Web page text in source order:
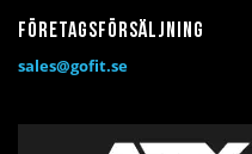
Företagsförsäljning
sales@gofit.se